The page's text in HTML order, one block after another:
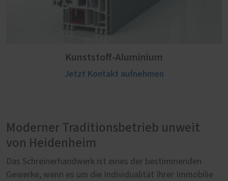
Kunststoff-Aluminium
Jetzt Kontakt aufnehmen
Moderner Traditionsbetrieb unweit
von Heidenheim
Das Schreinerhandwerk ist eines der bestimmenden
Gewerke, wenn es um die Individualität Ihrer Immobilie